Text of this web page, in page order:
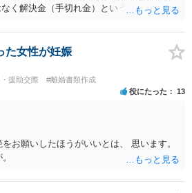
く解決金（手切れ金）という名目で数十
要はあると思います。 4 合意書を取り交
一切の債権債務のないことを確認する）を
た女性が妊娠
援助交際 #離婚書類作成
役にたった 13
お願いしたほうがいいとは、 思います。